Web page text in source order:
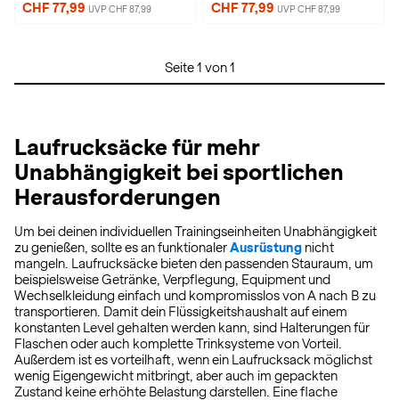
CHF 77,99 UVP CHF 87,99 CHF 77,99 UVP CHF 87,99
Seite 1 von 1
Laufrucksäcke für mehr
Unabhängigkeit bei sportlichen
Herausforderungen
Um bei deinen individuellen Trainingseinheiten Unabhängigkeit
zu genießen, sollte es an funktionalerAusrüstung nicht
mangeln. Laufrucksäcke bieten den passenden Stauraum, um
beispielsweise Getränke, Verpflegung, Equipment und
Wechselkleidung einfach und kompromisslos von A nach B zu
transportieren. Damit dein Flüssigkeitshaushalt auf einem
konstanten Level gehalten werden kann, sind Halterungen für
Flaschen oder auch komplette Trinksysteme von Vorteil.
Außerdem ist es vorteilhaft, wenn ein Laufrucksack möglichst
wenig Eigengewicht mitbringt, aber auch im gepackten
Zustand keine erhöhte Belastung darstellen. Eine flache